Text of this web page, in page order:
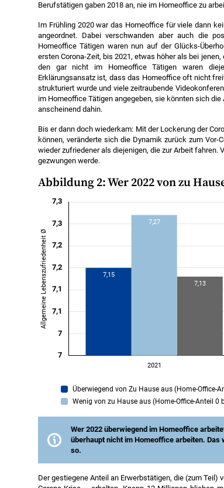
Berufstätigen gaben 2018 an, nie im Homeoffice zu
Im Frühling 2020 war das Homeoffice für viele dann
angeordnet. Dabei verschwanden aber auch die
Homeoffice Tätigen waren nun auf der Glücks-
ersten Corona-Zeit, bis 2021, etwas höher als bei
den gar nicht im Homeoffice Tätigen waren
Erklärungsansatz ist, dass das Homeoffice oft nicht
strukturiert wurde und viele zeitraubende
im Homeoffice Tätigen angegeben, sie könnten sich
anscheinend dahin.
Bis er dann doch wiederkam: Mit der Lockerung der
können, veränderte sich die Dynamik zurück zum
wieder zufriedener als diejenigen, die zur Arbeit
gezwungen werde.
Abbildung 2: Wer 2022 von zu
Überwiegend von Zu Hause aus (Home-Office-
Wenig von zu Hause aus (Home-Office-Anteil 0
Wer 2022 überwiegend im Homeoffice
überhaupt nicht im Homeoffice arbeiten.
so.
unzufrieden«).
Der gestiegene Anteil an Erwerbstätigen, die (zum Teil)